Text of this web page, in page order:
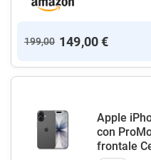
199,00 149,00 €
Apple
con
frontale